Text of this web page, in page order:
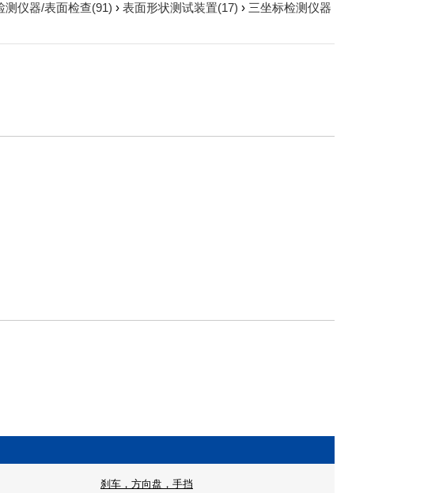
测仪器/表面检查(91) › 表面形状测试装置(17) › 三坐标检测仪器
刹车，方向盘，手挡